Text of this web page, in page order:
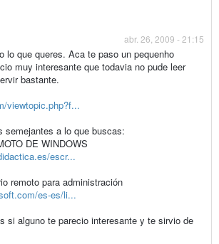
abr. 26, 2009 - 21:15
lo que queres. Aca te paso un pequenho
muy interesante que todavia no pude leer
bastante.
viewtopic.php?f...
semejantes a lo que buscas:
DE WINDOWS
escr...
remoto para administración
es-es/li...
si alguno te parecio interesante y te sirvio de